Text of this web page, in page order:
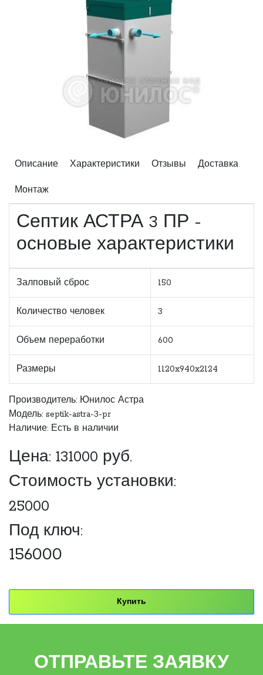
Описание Характеристики Отзывы Доставка
Монтаж
Септик АСТРА 3 ПР -
основые характеристики
Залповый сброс 150
Количество человек 3
Объем переработки 600
Размеры 1120x940x2124
Производитель: Юнилос Астра
Модель: septik-astra-3-pr
Наличие: Есть в наличии
Цена: 131000 руб.
Стоимость установки:
25000
Под ключ:
156000
Купить
ОТПРАВЬТЕ ЗАЯВКУ